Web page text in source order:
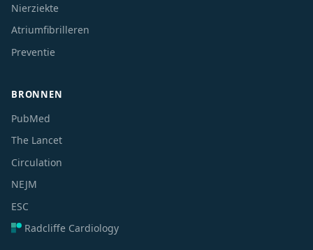
Nierziekte
Atriumfibrilleren
Preventie
BRONNEN
PubMed
The Lancet
Circulation
NEJM
ESC
Radcliffe Cardiology